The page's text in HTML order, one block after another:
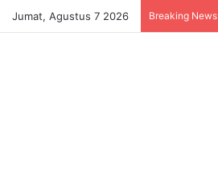
Jumat, Agustus 7 2026 Breaking News